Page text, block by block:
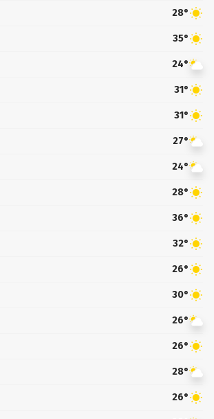
28°
35°
24°
31°
31°
27°
24°
28°
36°
32°
26°
30°
26°
26°
28°
26°